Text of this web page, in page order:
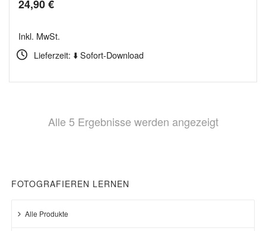
24,90€
Inkl. MwSt.
Lieferzeit: ⬇️ Sofort-Download
Alle 5 Ergebnisse werden angezeigtNach
FOTOGRAFIEREN LERNEN
Alle Produkte